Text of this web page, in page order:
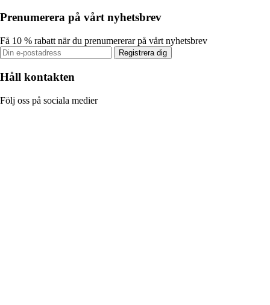
Prenumerera på vårt nyhetsbrev
Få 10 % rabatt när du prenumererar på vårt nyhetsbrev
Registrera dig
Håll kontakten
Följ oss på sociala medier